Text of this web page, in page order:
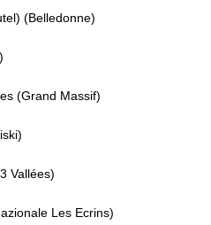
(Belledonne)
(Grand Massif)
Vallées)
Les Ecrins)